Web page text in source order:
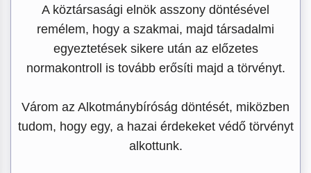
A köztársasági elnök asszony döntésével
remélem, hogy a szakmai, majd társadalmi
egyeztetések sikere után az előzetes
normakontroll is tovább erősíti majd a törvényt.
Várom az Alkotmánybíróság döntését, miközben
tudom, hogy egy, a hazai érdekeket védő törvényt
alkottunk.